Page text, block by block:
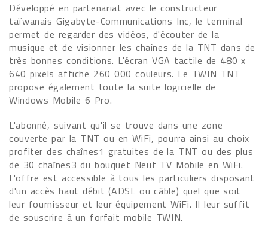
Développé en partenariat avec le constructeur
taïwanais Gigabyte-Communications Inc, le terminal
permet de regarder des vidéos, d'écouter de la
musique et de visionner les chaînes de la TNT dans de
très bonnes conditions. L'écran VGA tactile de 480 x
640 pixels affiche 260 000 couleurs. Le TWIN TNT
propose également toute la suite logicielle de
Windows Mobile 6 Pro.
L'abonné, suivant qu'il se trouve dans une zone
couverte par la TNT ou en WiFi, pourra ainsi au choix
profiter des chaînes1 gratuites de la TNT ou des plus
de 30 chaînes3 du bouquet Neuf TV Mobile en WiFi.
L'offre est accessible à tous les particuliers disposant
d'un accès haut débit (ADSL ou câble) quel que soit
leur fournisseur et leur équipement WiFi. Il leur suffit
de souscrire à un forfait mobile TWIN.